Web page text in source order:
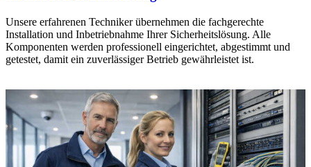
Unsere erfahrenen Techniker übernehmen die fachgerechte
Installation und Inbetriebnahme Ihrer Sicherheitslösung. Alle
Komponenten werden professionell eingerichtet, abgestimmt und
getestet, damit ein zuverlässiger Betrieb gewährleistet ist.